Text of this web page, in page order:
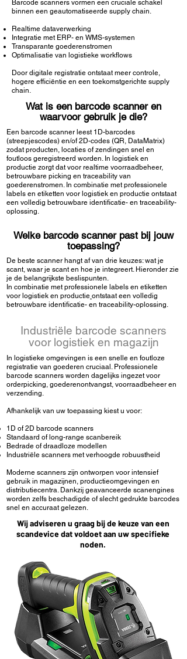
Barcode scanners vormen een cruciale schakel
binnen een geautomatiseerde supply chain.
Realtime dataverwerking
Integratie met ERP- en WMS-systemen
Transparante goederenstromen
Optimalisatie van logistieke workflows
Door digitale registratie ontstaat meer controle,
hogere efficiëntie en een toekomstgerichte supply
chain.
Wat is een barcode scanner en
waarvoor gebruik je die?
Een barcode scanner leest 1D-barcodes
(streepjescodes) en/of 2D-codes (QR, DataMatrix)
zodat producten, locaties of zendingen snel en
foutloos geregistreerd worden. In logistiek en
productie zorgt dat voor realtime voorraadbeheer,
betrouwbare picking en traceability van
goederenstromen. In combinatie met professionele
labels en etiketten voor logistiek en productie ontstaat
een volledig betrouwbare identificatie- en traceability-
oplossing.
Welke barcode scanner past bij jouw
toepassing?
De beste scanner hangt af van drie keuzes: wat je
scant, waar je scant en hoe je integreert. Hieronder zie
je de belangrijkste beslispunten.
In combinatie met professionele labels en etiketten
voor logistiek en productie ontstaat een volledig
betrouwbare identificatie- en traceability-oplossing.
Industriële barcode scanners
voor logistiek en magazijn
In logistieke omgevingen is een snelle en foutloze
registratie van goederen cruciaal. Professionele
barcode scanners worden dagelijks ingezet voor
orderpicking, goederenontvangst, voorraadbeheer en
verzending.
Afhankelijk van uw toepassing kiest u voor:
1D of 2D barcode scanners
Standaard of long-range scanbereik
Bedrade of draadloze modellen
Industriële scanners met verhoogde robuustheid
Moderne scanners zijn ontworpen voor intensief
gebruik in magazijnen, productieomgevingen en
distributiecentra. Dankzij geavanceerde scanengines
worden zelfs beschadigde of slecht gedrukte barcodes
snel en accuraat gelezen.
Wij adviseren u graag bij de keuze van een
scandevice dat voldoet aan uw specifieke
noden.